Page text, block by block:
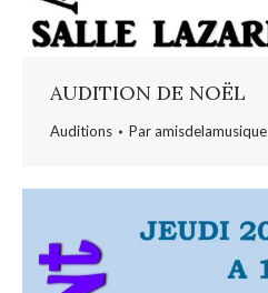
AUDITION DE NOËL
Auditions Paramisdelamusique